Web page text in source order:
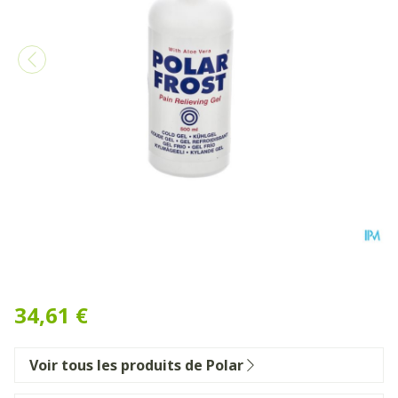
34,61 €
Voir tous les produits de Polar